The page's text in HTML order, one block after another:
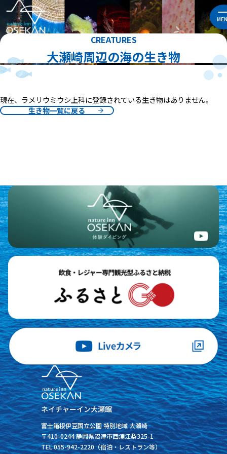
CREATURES
大瀬崎周辺の海の生き物
現在、ラメリウミウシ上科に登録されている生き物はありません。
生き物一覧に戻る
ネイチャーイン大瀬館
富士箱根伊豆国立公園 特別地域 大瀬崎
〒410-0244 静岡県沼津市西浦江梨325-1
TEL 055-942-2220（宿泊・レストラン等）